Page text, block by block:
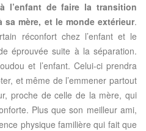
l’enfant de faire la transition
mère, et le monde extérieur.
réconfort chez l’enfant et le
éprouvée suite à la séparation.
et l’enfant. Celui-ci prendra
et même de l’emmener partout
proche de celle de la mère, qui
Plus que son meilleur ami,
physique familière qui fait que